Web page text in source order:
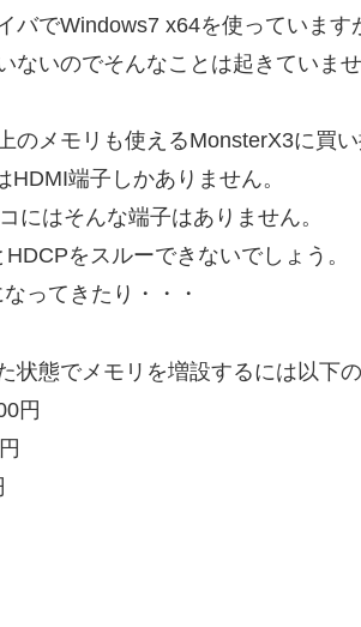
バでWindows7 x64を使っています
ないのでそんなことは起きていませ
のメモリも使えるMonsterX3に買
端子しかありません。
にはそんな端子はありません。
をスルーできないでしょう。
ってきたり・・・
状態でメモリを増設するには以下
円